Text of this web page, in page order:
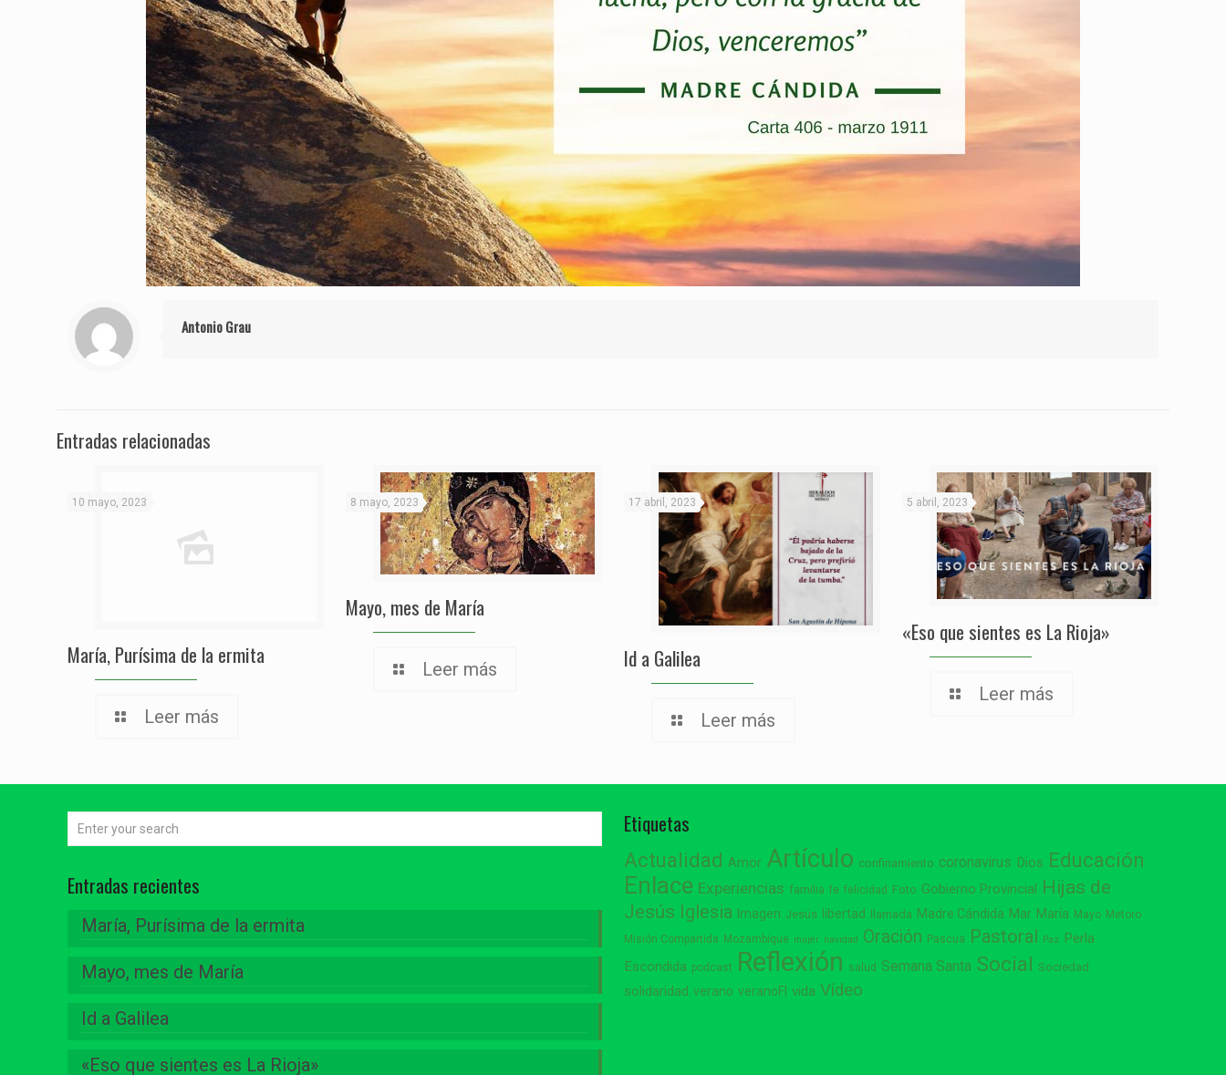
Antonio Grau
Entradas relacionadas
10 mayo, 2023
María, Purísima de la ermita
Leer más
8 mayo, 2023
Mayo, mes de María
Leer más
17 abril, 2023
Id a Galilea
Leer más
5 abril, 2023
«Eso que sientes es La Rioja»
Leer más
Entradas recientes
María, Purísima de la ermita
Mayo, mes de María
Id a Galilea
«Eso que sientes es La Rioja»
Etiquetas
Actualidad Amor Artículo confinamiento coronavirus Dios Educación
Enlace Experiencias familia fe felicidad Foto Gobierno Provincial
Hijas de
Jesús Iglesia Imagen Jesús libertad llamada Madre Cándida Mar María Mayo Metoro
Misión Compartida Mozambique mujer navidad Oración Pascua Pastoral Paz Perla
Escondida podcast Reflexión salud Semana Santa Social Sociedad
solidaridad verano veranoFI vida Vídeo